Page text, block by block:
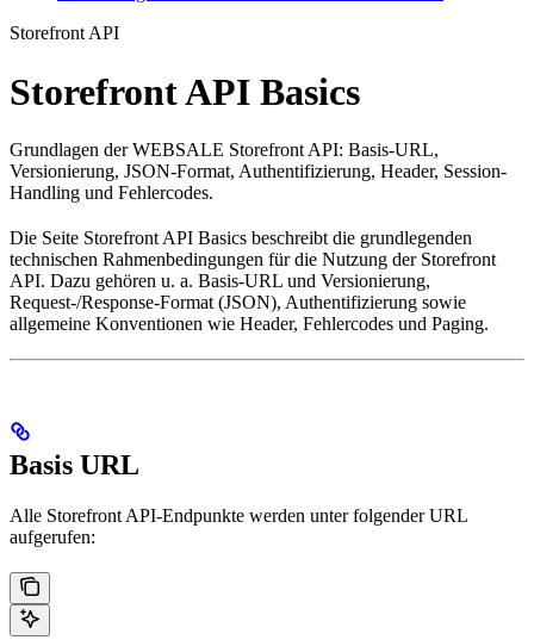
Storefront API
Storefront API Basics
Grundlagen der WEBSALE Storefront API: Basis-URL,
Versionierung, JSON-Format, Authentifizierung, Header, Session-
Handling und Fehlercodes.
Die Seite Storefront API Basics beschreibt die grundlegenden
technischen Rahmenbedingungen für die Nutzung der Storefront
API. Dazu gehören u. a. Basis-URL und Versionierung,
Request-/Response-Format (JSON), Authentifizierung sowie
allgemeine Konventionen wie Header, Fehlercodes und Paging.
Basis URL
Alle Storefront API-Endpunkte werden unter folgender URL
aufgerufen: